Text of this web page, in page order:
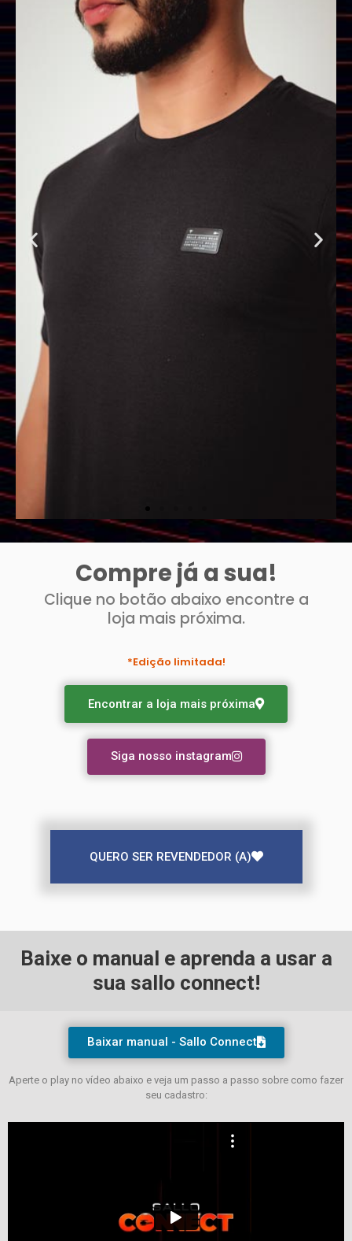
Compre já a sua!
Clique no botão abaixo encontre a
loja mais próxima.
*Edição limitada!
Encontrar a loja mais próxima
Siga nosso instagram
QUERO SER REVENDEDOR (A)
Baixe o manual e aprenda a usar a
sua sallo connect!
Baixar manual - Sallo Connect
Aperte o play no vídeo abaixo e veja um passo a passo sobre como fazer
seu cadastro: